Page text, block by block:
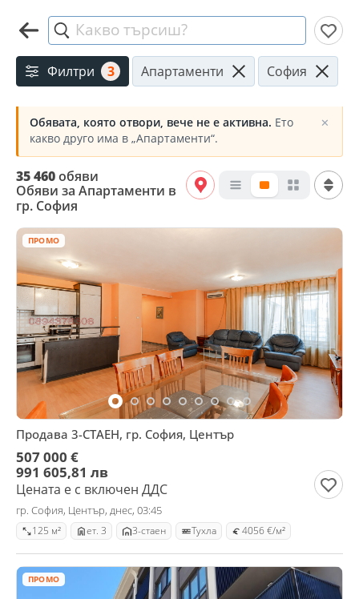
Какво търсиш?
Филтри 3 Апартаменти София
Обявата, която отвори, вече не е активна. Ето
какво друго има в „Апартаменти“.
✕
35 460обяви
Обяви за Апартаменти в
гр. София
ПРОМО
Продава 3-СТАЕН, гр. София, Център
507 000 €
991 605,81 лв
Цената е с включен ДДС
гр. София, Център, днес, 03:45
125 м² ет. 3 3-стаен Тухла 4056 €/м²
ПРОМО